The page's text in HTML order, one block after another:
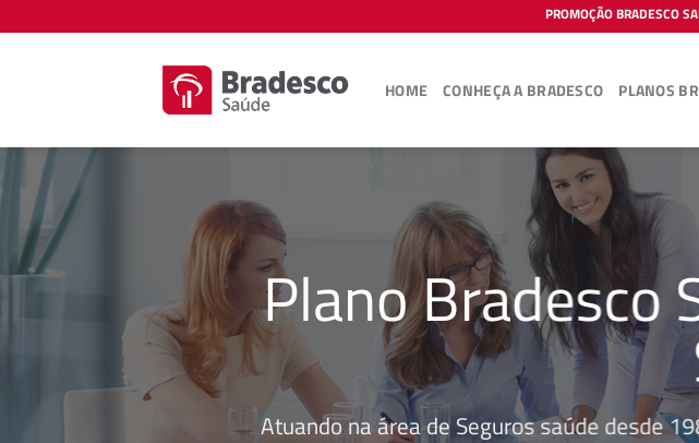
to
PROMOÇÃO BRADESCO
HOME CONHEÇA A BRADESCO PLANOS
Plano Bradesco
Atuando na área de Seguros saúde desde